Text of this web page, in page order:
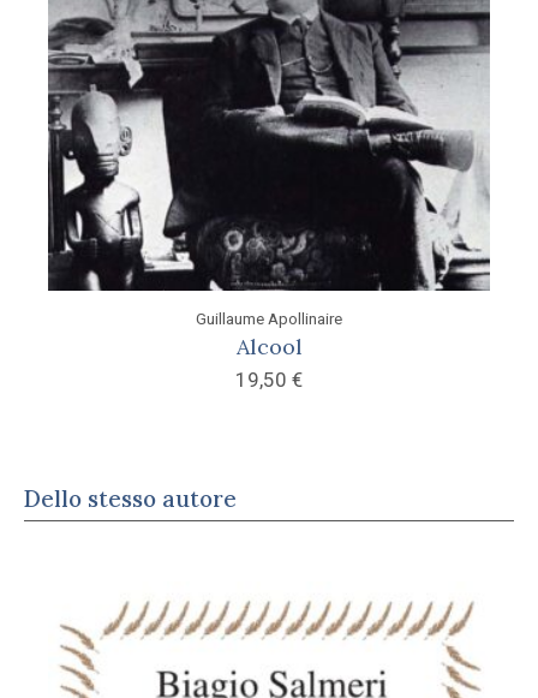
Guillaume Apollinaire
Alcool
19,50 €
Dello stesso autore